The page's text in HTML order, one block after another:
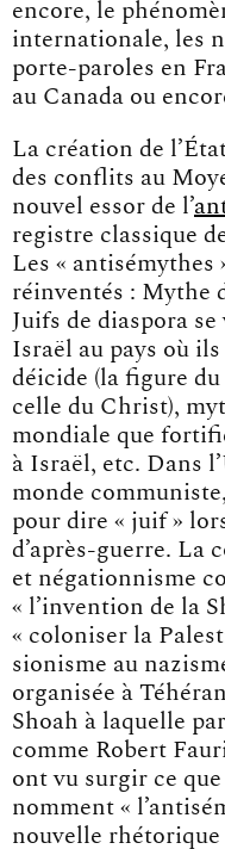
encore, le
internationale, les
porte-paroles en
au Canada ou
La création de
des conflits au
nouvel essor de l’
registre classique
Les « antisémythes
réinventés : Mythe
Juifs de diaspora
Israël au pays où
déicide (la figure
celle du Christ),
mondiale que
à Israël, etc. Dans
monde
pour dire « juif »
d’après-guerre. La
et négationnisme
« l’invention de la
« coloniser la
sionisme au
organisée à
Shoah à laquelle
comme Robert
ont vu surgir ce
nomment «
nouvelle rhétorique